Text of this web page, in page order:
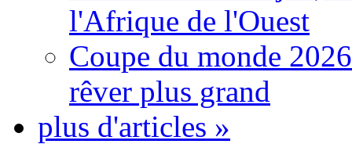
l'Afrique de l'Ouest
Coupe du monde
rêver plus grand
plus d'articles »